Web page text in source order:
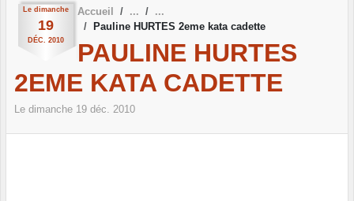
Le dimanche
19
DÉC. 2010
Accueil
Pauline HURTES 2eme kata cadette
PAULINE HURTES
2EME KATA CADETTE
Le dimanche 19 déc. 2010